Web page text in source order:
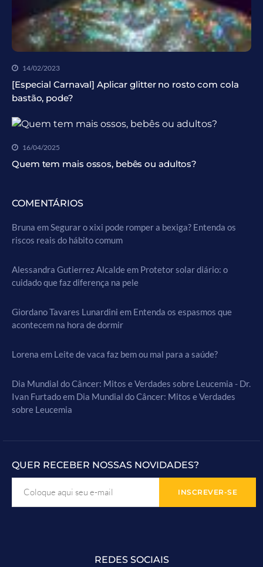
14/02/2023
[Especial Carnaval] Aplicar glitter no rosto com cola
bastão, pode?
16/04/2025
Quem tem mais ossos, bebês ou adultos?
COMENTÁRIOS
Bruna emSegurar o xixi pode romper a bexiga? Entenda os
riscos reais do hábito comum
Alessandra Gutierrez Alcaldeem Protetor solar diário: o
cuidado que faz diferença na pele
Giordano Tavares Lunardini em Entenda os espasmos que
acontecem na hora de dormir
Lorena em Leite de vaca faz bem ou mal para a saúde?
Dia Mundial do Câncer: Mitos e Verdades sobre Leucemia - Dr.
Ivan Furtadoem Dia Mundial do Câncer: Mitos e Verdades
sobre Leucemia
QUER RECEBER NOSSAS NOVIDADES?
REDES SOCIAIS